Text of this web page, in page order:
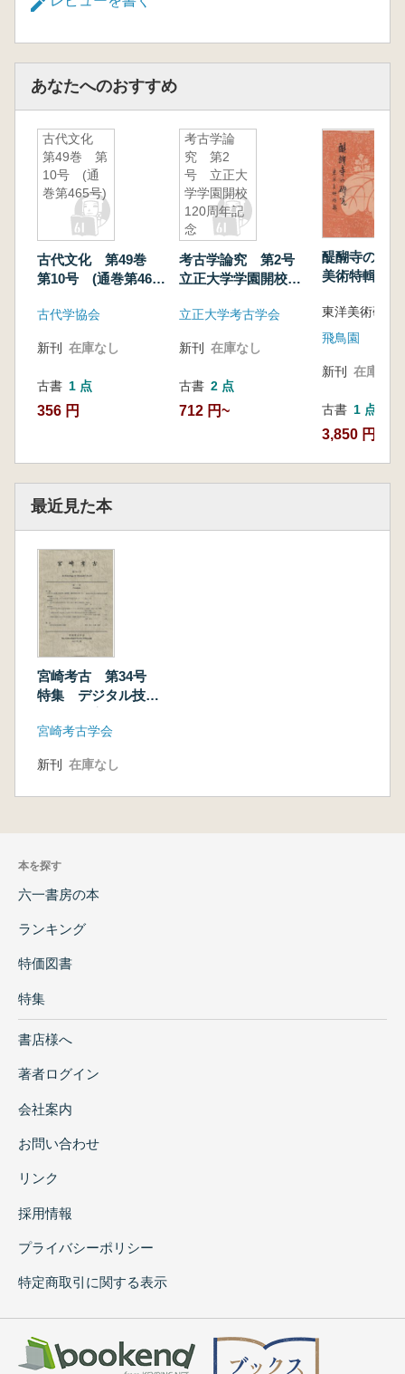
あなたへのおすすめ
古代文化
第49巻 第
10号 (通
巻第465号)
古代文化 第49巻
第10号 (通巻第465
古代学協会
新刊 在庫なし
古書 1 点
356 円
考古学論
究 第2
号 立正大
学学園開校
120周年記
念
考古学論究 第2号
立正大学学園開校
立正大学考古学会
新刊 在庫なし
古書 2 点
712 円~
醍醐寺の研
美術特輯
東洋美術研
飛鳥園
新刊 在庫なし
古書 1 点
3,850 円
最近見た本
宮崎考古 第34号
特集 デジタル技術
年研究の未来
宮崎考古学会
新刊 在庫なし
本を探す
六一書房の本
ランキング
特価図書
特集
書店様へ
著者ログイン
会社案内
お問い合わせ
リンク
採用情報
プライバシーポリシー
特定商取引に関する表示